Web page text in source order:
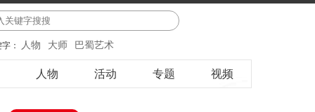
： 人物 大师 巴蜀艺术
人物 活动 专题 视频